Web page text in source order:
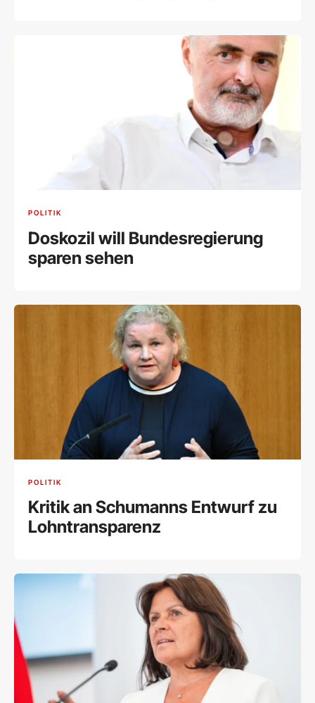
POLITIK
Doskozil will Bundesregierung
sparen sehen
POLITIK
Kritik an Schumanns Entwurf zu
Lohntransparenz